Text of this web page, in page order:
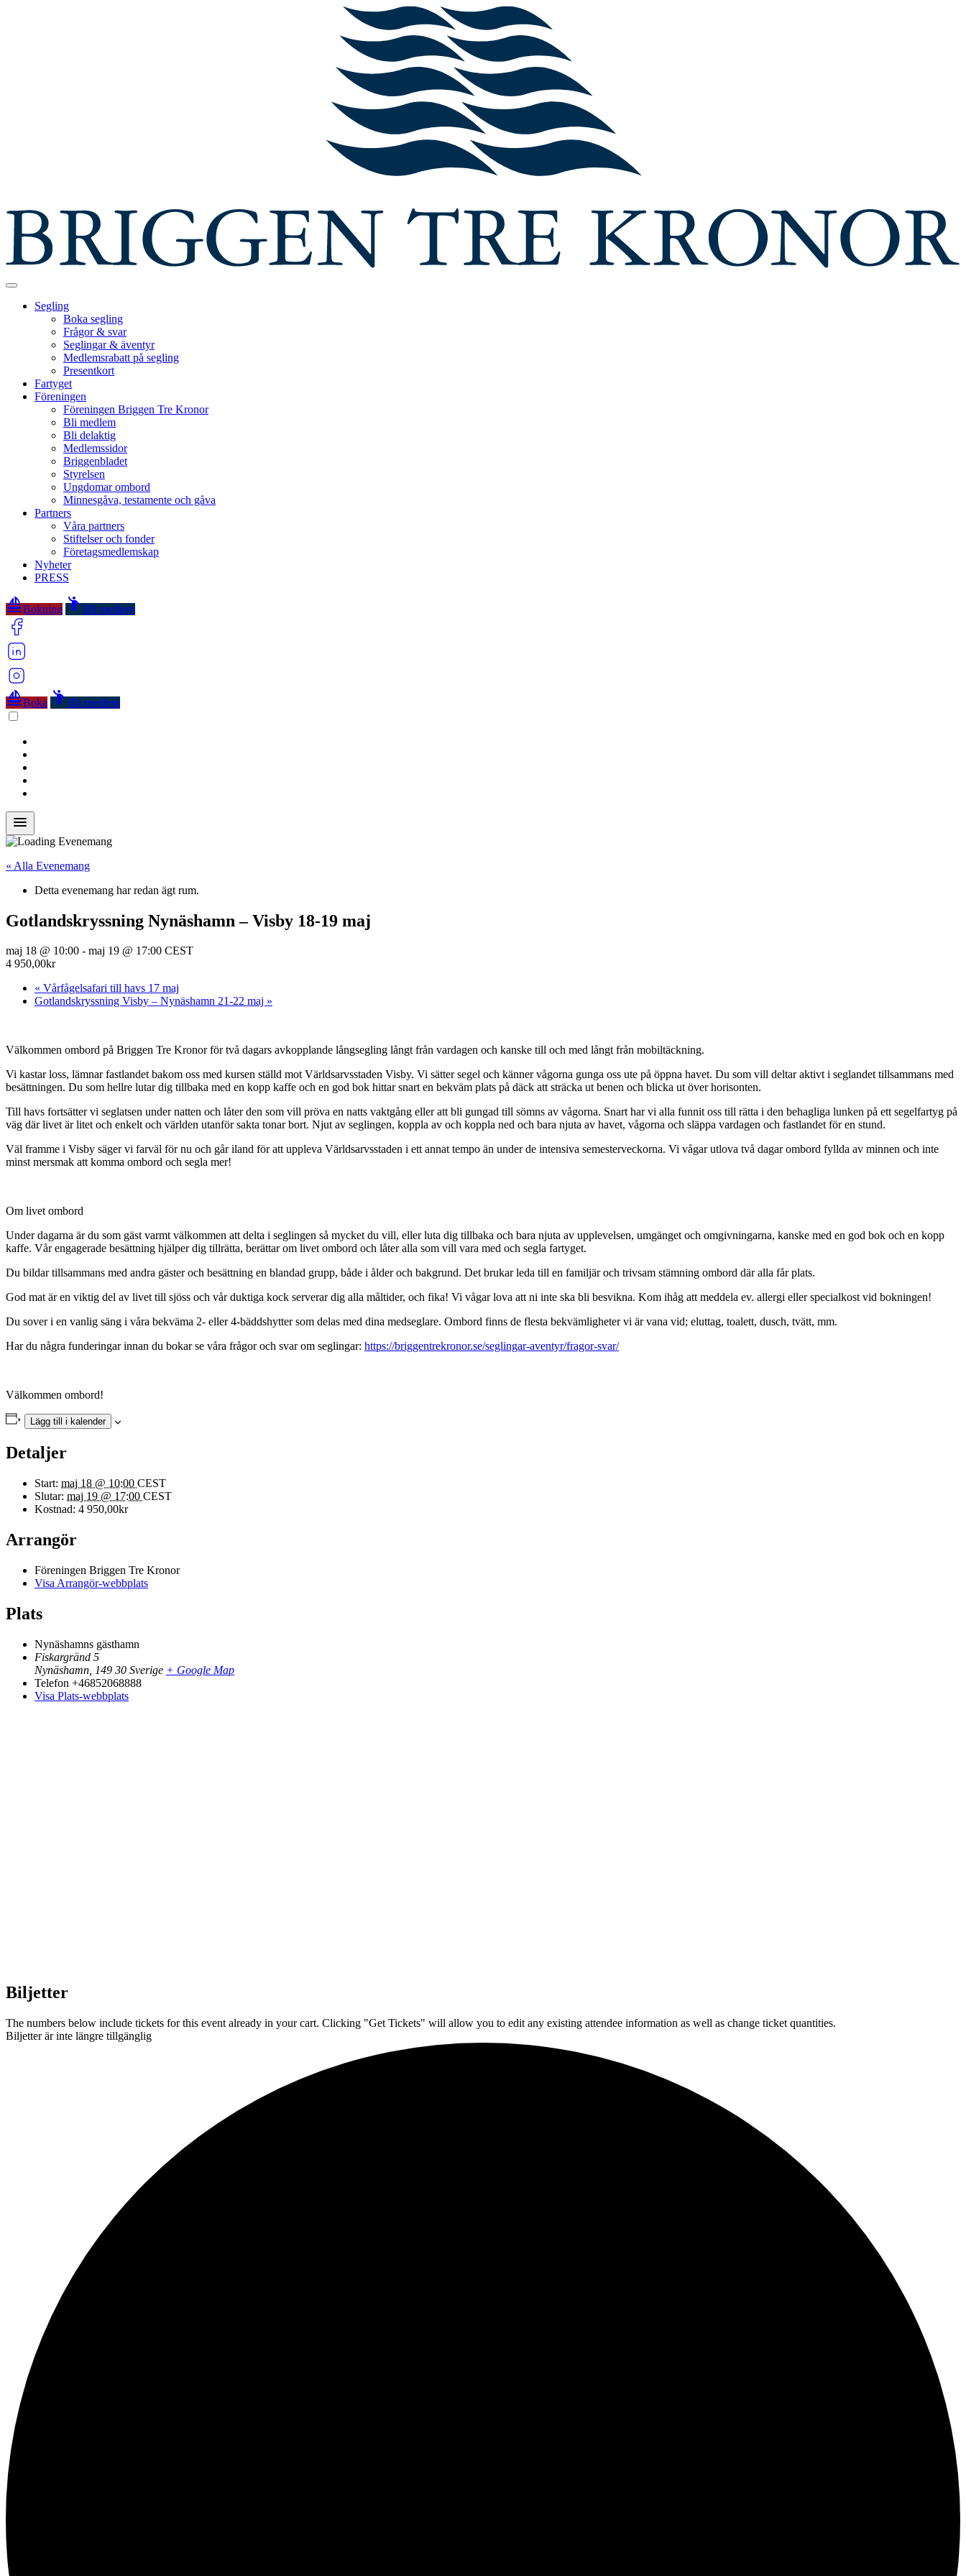
Segling
Boka segling
Frågor & svar
Seglingar & äventyr
Medlemsrabatt på segling
Presentkort
Fartyget
Föreningen
Föreningen Briggen Tre Kronor
Bli medlem
Bli delaktig
Medlemssidor
Briggenbladet
Styrelsen
Ungdomar ombord
Minnesgåva, testamente och gåva
Partners
Våra partners
Stiftelser och fonder
Företagsmedlemskap
Nyheter
PRESS
sailingBokning emoji_peopleBli medlem
sailingBoka emoji_peopleBli medlem
menu
« Alla Evenemang
Detta evenemang har redan ägt rum.
Gotlandskryssning Nynäshamn – Visby 18-19 maj
maj 18 @ 10:00 - maj 19 @ 17:00 CEST
4 950,00kr
« Vårfågelsafari till havs 17 maj
Gotlandskryssning Visby – Nynäshamn 21-22 maj »
Välkommen ombord på Briggen Tre Kronor för två dagars avkopplande långsegling långt från vardagen och kanske till och med långt från mobiltäckning.
Vi kastar loss, lämnar fastlandet bakom oss med kursen ställd mot Världsarvsstaden Visby. Vi sätter segel och känner vågorna gunga oss ute på öppna havet. Du som vill deltar aktivt i seglandet tillsammans med
besättningen. Du som hellre lutar dig tillbaka med en kopp kaffe och en god bok hittar snart en bekväm plats på däck att sträcka ut benen och blicka ut över horisonten.
Till havs fortsätter vi seglatsen under natten och låter den som vill pröva en natts vaktgång eller att bli gungad till sömns av vågorna. Snart har vi alla funnit oss till rätta i den behagliga lunken på ett segelfartyg på
väg där livet är litet och enkelt och världen utanför sakta tonar bort. Njut av seglingen, koppla av och koppla ned och bara njuta av havet, vågorna och släppa vardagen och fastlandet för en stund.
Väl framme i Visby säger vi farväl för nu och går iland för att uppleva Världsarvsstaden i ett annat tempo än under de intensiva semesterveckorna. Vi vågar utlova två dagar ombord fyllda av minnen och inte
minst mersmak att komma ombord och segla mer!
Om livet ombord
Under dagarna är du som gäst varmt välkommen att delta i seglingen så mycket du vill, eller luta dig tillbaka och bara njuta av upplevelsen, umgänget och omgivningarna, kanske med en god bok och en kopp
kaffe. Vår engagerade besättning hjälper dig tillrätta, berättar om livet ombord och låter alla som vill vara med och segla fartyget.
Du bildar tillsammans med andra gäster och besättning en blandad grupp, både i ålder och bakgrund. Det brukar leda till en familjär och trivsam stämning ombord där alla får plats.
God mat är en viktig del av livet till sjöss och vår duktiga kock serverar dig alla måltider, och fika! Vi vågar lova att ni inte ska bli besvikna. Kom ihåg att meddela ev. allergi eller specialkost vid bokningen!
Du sover i en vanlig säng i våra bekväma 2- eller 4-bäddshytter som delas med dina medseglare. Ombord finns de flesta bekvämligheter vi är vana vid; eluttag, toalett, dusch, tvätt, mm.
Har du några funderingar innan du bokar se våra frågor och svar om seglingar: https://briggentrekronor.se/seglingar-aventyr/fragor-svar/
Välkommen ombord!
Lägg till i kalender
Detaljer
Start: maj 18 @ 10:00 CEST
Slutar: maj 19 @ 17:00 CEST
Kostnad: 4 950,00kr
Arrangör
Föreningen Briggen Tre Kronor
Visa Arrangör-webbplats
Plats
Nynäshamns gästhamn
Fiskargränd 5
Nynäshamn 149 30 Sverige + Google Map
Telefon +46852068888
Visa Plats-webbplats
Biljetter
The numbers below include tickets for this event already in your cart. Clicking "Get Tickets" will allow you to edit any existing attendee information as well as change ticket quantities.
Biljetter är inte längre tillgänglig